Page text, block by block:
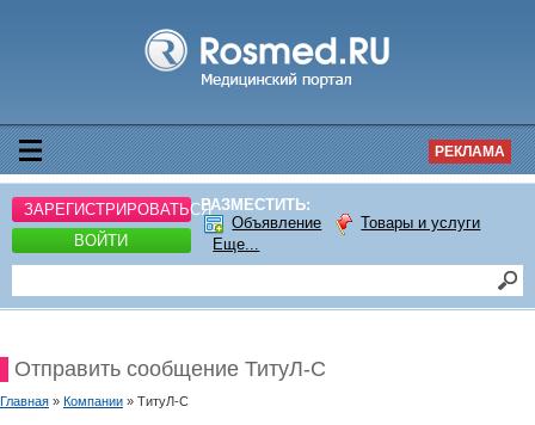
РЕКЛАМА
ЗАРЕГИСТРИРОВАТЬСЯ
ВОЙТИ
РАЗМЕСТИТЬ:
Объявление
Товары и услуги
Еще...
Отправить сообщение ТитуЛ-С
Главная » Компании » ТитуЛ-С